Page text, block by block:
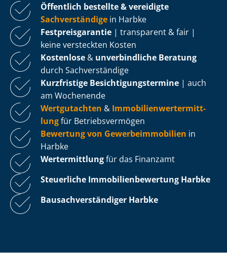
Öffentlich bestellte & vereidigte
Sachverständige in Harbke
Fest­preis­ga­ran­tie | transparent & fair |
keine versteckten Kosten
Kostenlose & unverbindliche Beratung
durch Sachverständige
Kurzfristige Be­sich­ti­gungs­ter­mi­ne | auch
am Wochenende
Wertgutachten & Im­mo­bi­li­en­wert­ermitt­
lungfür Be­triebs­ver­mö­gen
Bewertung von Ge­wer­be­im­mo­bi­li­en in
Harbke
Wertermittlungfür das Finanzamt
Steuerliche Im­mo­bi­li­en­be­wer­tung Harbke
Bau­sach­ver­stän­di­ger Harbke